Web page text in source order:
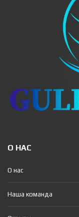
О НАС
О нас
Наша команда